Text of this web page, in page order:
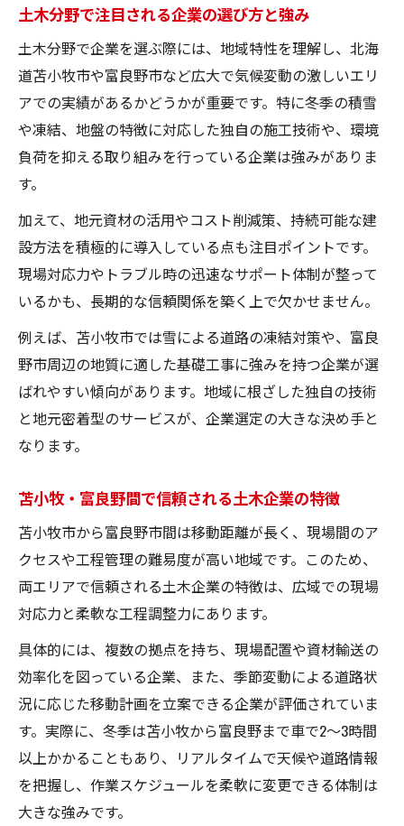
土木分野で注目される企業の選び方と強み
土木分野で企業を選ぶ際には、地域特性を理解し、北海
道苫小牧市や富良野市など広大で気候変動の激しいエリ
アでの実績があるかどうかが重要です。特に冬季の積雪
や凍結、地盤の特徴に対応した独自の施工技術や、環境
負荷を抑える取り組みを行っている企業は強みがありま
す。
加えて、地元資材の活用やコスト削減策、持続可能な建
設方法を積極的に導入している点も注目ポイントです。
現場対応力やトラブル時の迅速なサポート体制が整って
いるかも、長期的な信頼関係を築く上で欠かせません。
例えば、苫小牧市では雪による道路の凍結対策や、富良
野市周辺の地質に適した基礎工事に強みを持つ企業が選
ばれやすい傾向があります。地域に根ざした独自の技術
と地元密着型のサービスが、企業選定の大きな決め手と
なります。
苫小牧・富良野間で信頼される土木企業の特徴
苫小牧市から富良野市間は移動距離が長く、現場間のア
クセスや工程管理の難易度が高い地域です。このため、
両エリアで信頼される土木企業の特徴は、広域での現場
対応力と柔軟な工程調整力にあります。
具体的には、複数の拠点を持ち、現場配置や資材輸送の
効率化を図っている企業、また、季節変動による道路状
況に応じた移動計画を立案できる企業が評価されていま
す。実際に、冬季は苫小牧から富良野まで車で2～3時間
以上かかることもあり、リアルタイムで天候や道路情報
を把握し、作業スケジュールを柔軟に変更できる体制は
大きな強みです。